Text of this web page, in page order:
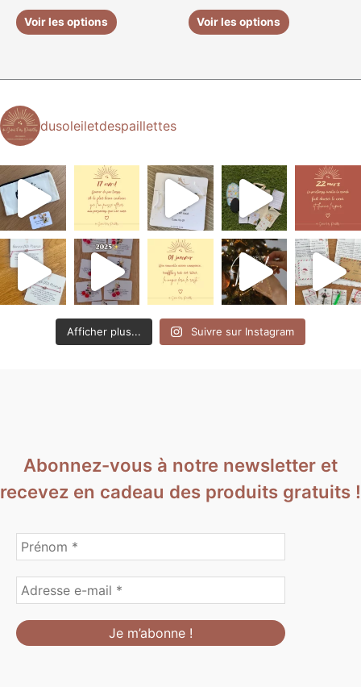
Voir les options
produit
Voir les options
produit
dusoleiletdespaillettes
Afficher plus... Suivre sur Instagram
Abonnez-vous à notre newsletter et
recevez en cadeau des produits gratuits !